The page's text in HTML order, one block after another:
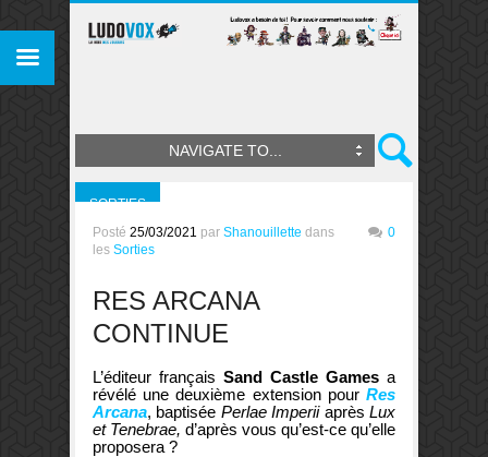
NAVIGATE TO...
SORTIES
Posté 25/03/2021 par Shanouillette dans
les Sorties
0
RES ARCANA
CONTINUE
L’éditeur français Sand Castle Games a
révélé une deuxième extension pour Res
Arcana, baptisée Perlae ImperiiaprèsLux
et Tenebrae, d’après vous qu’est-ce qu’elle
proposera ?